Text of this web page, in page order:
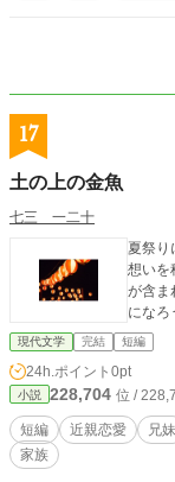
17
土の上の金魚
七三 一二十
夏祭り
想いを秘め
が含ま
になろ
現代文学 完結 短編
24h.ポイント 0pt
小説 228,704 位 /
短編 近親恋愛 兄妹
家族